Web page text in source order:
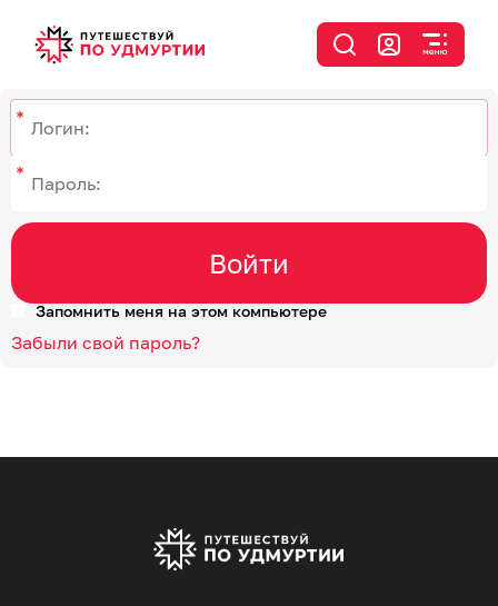
Войти
Запомнить меня на этом компьютере
Забыли свой пароль?